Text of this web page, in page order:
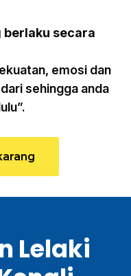
secara
emosi dan
sehingga anda
Lelaki